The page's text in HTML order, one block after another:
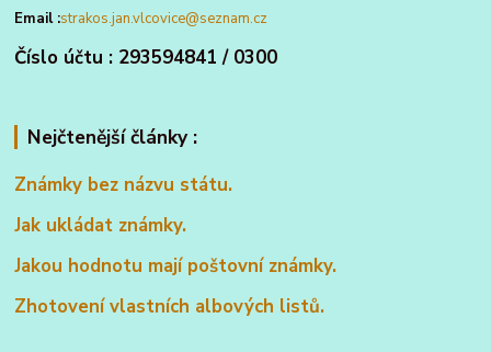
Email :strakos.jan.vlcovice@seznam.cz
Číslo účtu : 293594841 / 0300
Nejčtenější články :
Známky bez názvu státu.
Jak ukládat známky.
Jakou hodnotu mají poštovní známky.
Zhotovení vlastních albových listů.